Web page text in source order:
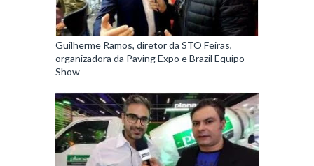
Guilherme Ramos, diretor da STO Feiras,
organizadora da Paving Expo e Brazil Equipo
Show